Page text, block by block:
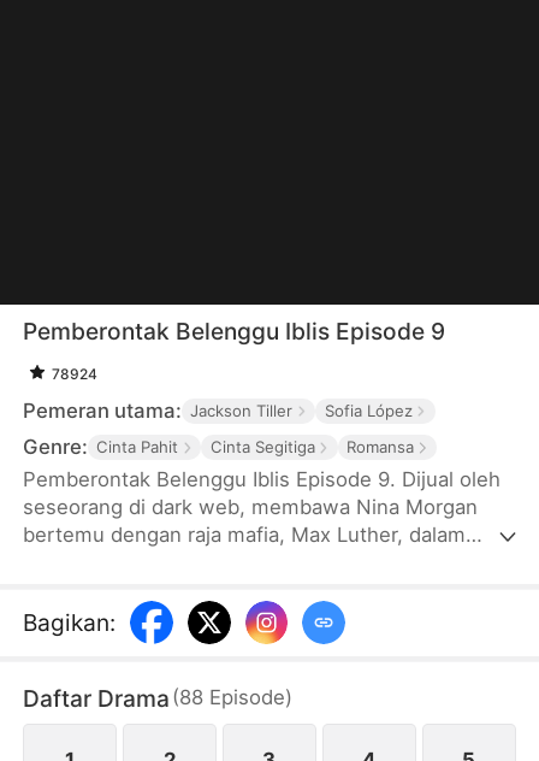
Pemberontak Belenggu Iblis Episode 9
78924
Pemeran utama: Jackson Tiller Sofia López
Genre: Cinta Pahit Cinta Segitiga Romansa
Pemberontak Belenggu Iblis Episode 9. Dijual oleh
seseorang di dark web, membawa Nina Morgan
bertemu dengan raja mafia, Max Luther, dalam
terlibat dalam neraka oleh Max. Dia terjebak dalam
keromantisan dan siksaan. Dia akhirnya
Apakah itu karena cinta, atau karena benci?
Bagikan:
Daftar Drama (88 Episode)